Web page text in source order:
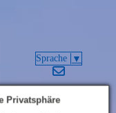
Privatsphäre
▼